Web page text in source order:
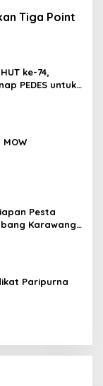
Tiga Point
ke-74,
PEDES untuk
Pesta
Karawang
Paripurna